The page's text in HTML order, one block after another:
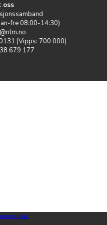
oss
fre 08:00-14:30)
(Vipps: 700 000)
679 177